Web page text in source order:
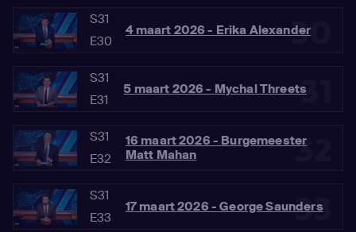
30
S31
E30
4 maart 2026 - Erika Alexander
31
S31
E31
5 maart 2026 - Mychal Threets
32
S31
E32
16 maart 2026 - Burgemeester
Matt Mahan
33
S31
E33
17 maart 2026 - George Saunders